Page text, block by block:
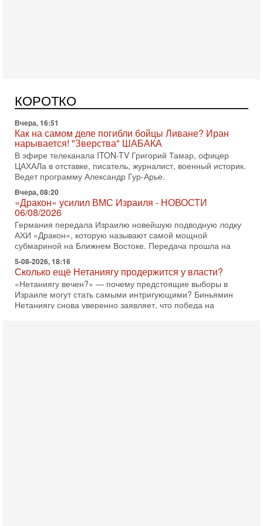
КОРОТКО
АХИ «Дракон» (Drakon), которая уже стала самой дорогой
субмариной в истории ЦАХАЛ. Но почему её
Вчера, 16:51
Как на самом деле погибли бойцы Ливане? Иран
нарывается! "Зверства" ШАБАКА
В эфире телеканала ITON-TV Григорий Тамар, офицер
ЦАХАЛа в отставке, писатель, журналист, военный историк.
Ведет программу Александр Гур-Арье.
Вчера, 08:20
«Дракон» усилил ВМС Израиля - НОВОСТИ
06/08/2026
Германия передала Израилю новейшую подводную лодку
АХИ «Дракон», которую называют самой мощной
субмариной на Ближнем Востоке. Передача прошла на
5-08-2026, 18:16
Сколько ещё Нетаниягу продержится у власти?
«Нетаниягу вечен?» — почему предстоящие выборы в
Израиле могут стать самыми интригующими? Биньямин
Нетаниягу снова уверенно заявляет, что победа на